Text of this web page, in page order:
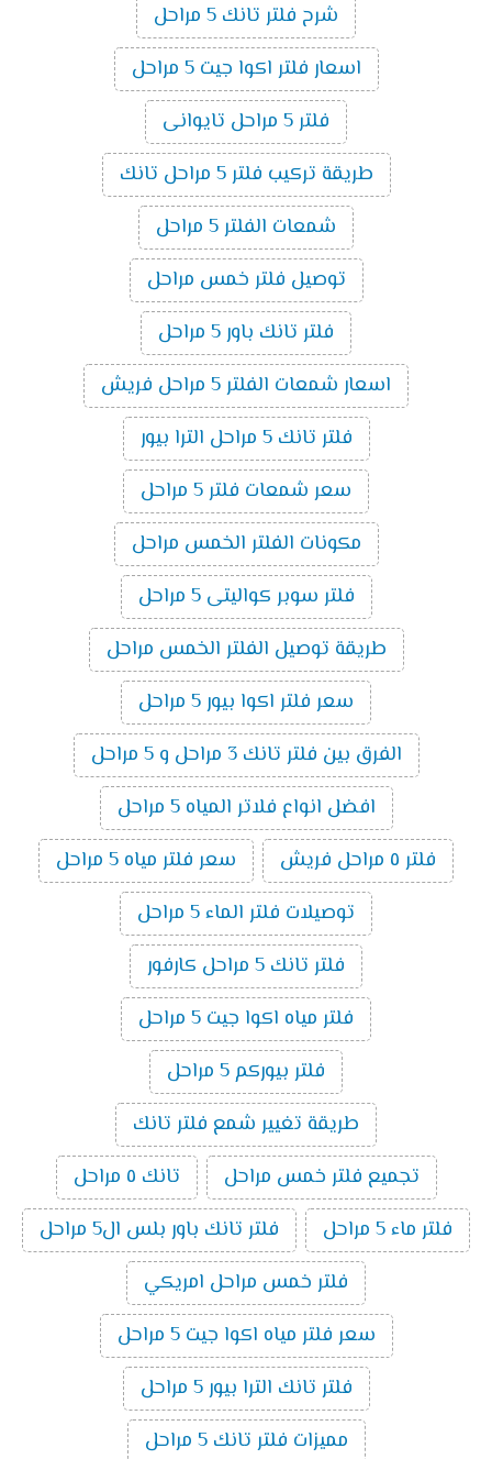
شرح فلتر تانك 5 مراحل
اسعار فلتر اكوا جيت 5 مراحل
فلتر 5 مراحل تايوانى
طريقة تركيب فلتر 5 مراحل تانك
شمعات الفلتر 5 مراحل
توصيل فلتر خمس مراحل
فلتر تانك باور 5 مراحل
اسعار شمعات الفلتر 5 مراحل فريش
فلتر تانك 5 مراحل الترا بيور
سعر شمعات فلتر 5 مراحل
مكونات الفلتر الخمس مراحل
فلتر سوبر كواليتى 5 مراحل
طريقة توصيل الفلتر الخمس مراحل
سعر فلتر اكوا بيور 5 مراحل
الفرق بين فلتر تانك 3 مراحل و 5 مراحل
افضل انواع فلاتر المياه 5 مراحل
فلتر ٥ مراحل فريش
سعر فلتر مياه 5 مراحل
توصيلات فلتر الماء 5 مراحل
فلتر تانك 5 مراحل كارفور
فلتر مياه اكوا جيت 5 مراحل
فلتر بيوركم 5 مراحل
طريقة تغيير شمع فلتر تانك
تجميع فلتر خمس مراحل
تانك ٥ مراحل
فلتر ماء 5 مراحل
فلتر تانك باور بلس ال5 مراحل
فلتر خمس مراحل امريكي
سعر فلتر مياه اكوا جيت 5 مراحل
فلتر تانك الترا بيور 5 مراحل
مميزات فلتر تانك 5 مراحل